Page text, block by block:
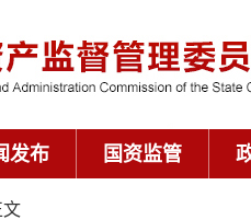
发布 国资监管
文